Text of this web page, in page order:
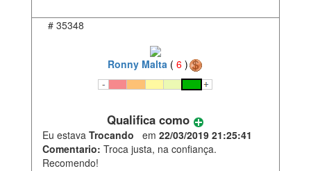
# 35348
Ronny Malta ( 6 )
Qualifica como
Eu estava Trocando em 22/03/2019 21:25:41
Comentario: Troca justa, na confiança.
Recomendo!